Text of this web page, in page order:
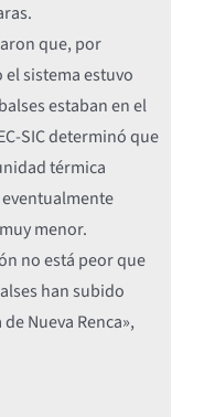
que, por
sistema estuvo
estaban en el
SIC determinó que
térmica
menor.
no está peor que
han subido
Nueva Renca»,